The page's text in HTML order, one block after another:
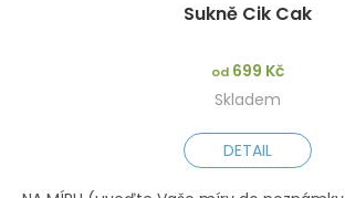
Sukně Cik Cak
od 699 Kč
Skladem
DETAIL